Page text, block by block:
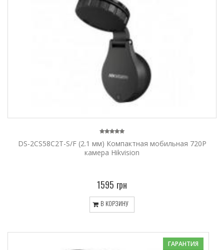
DS-2CS58C2T-S/F (2.1 мм) Компактная мобильная 720P
камера Hikvision
1595 грн
В КОРЗИНУ
ГАРАНТИЯ